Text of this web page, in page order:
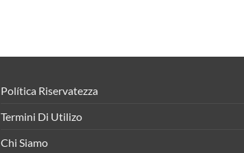
Política Riservatezza
Termini Di Utilizo
Chi Siamo